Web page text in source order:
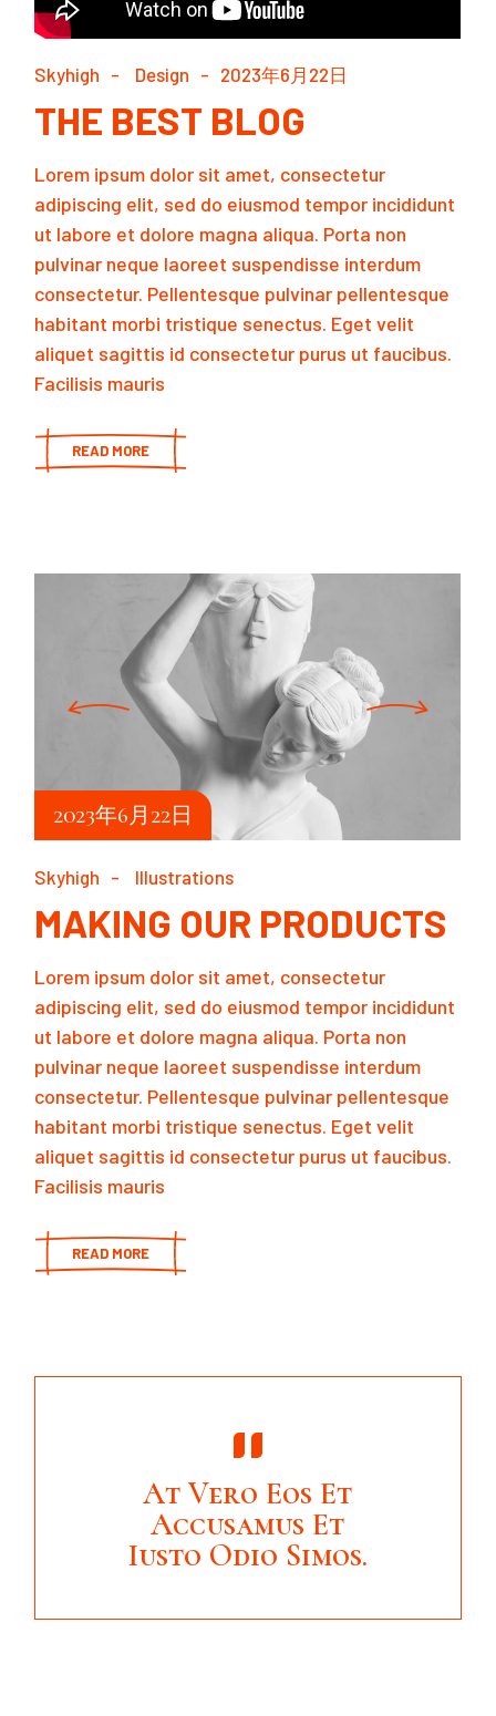
Skyhigh Design 2023年6月22日
THE BEST BLOG
Lorem ipsum dolor sit amet, consectetur
adipiscing elit, sed do eiusmod tempor incididunt
ut labore et dolore magna aliqua. Porta non
pulvinar neque laoreet suspendisse interdum
consectetur. Pellentesque pulvinar pellentesque
habitant morbi tristique senectus. Eget velit
aliquet sagittis id consectetur purus ut faucibus.
Facilisis mauris
READ MORE
2023年6月22日
Skyhigh Illustrations
MAKING OUR PRODUCTS
Lorem ipsum dolor sit amet, consectetur
adipiscing elit, sed do eiusmod tempor incididunt
ut labore et dolore magna aliqua. Porta non
pulvinar neque laoreet suspendisse interdum
consectetur. Pellentesque pulvinar pellentesque
habitant morbi tristique senectus. Eget velit
aliquet sagittis id consectetur purus ut faucibus.
Facilisis mauris
READ MORE
At Vero Eos Et
Accusamus Et
Iusto Odio Simos.